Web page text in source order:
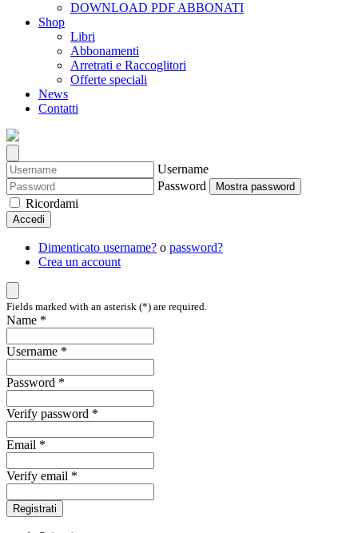
DOWNLOAD PDF ABBONATI
Shop
Libri
Abbonamenti
Arretrati e Raccoglitori
Offerte speciali
News
Contatti
Username
Password
Mostra password
Ricordami
Accedi
Dimenticato username? o password?
Crea un account
Fields marked with an asterisk (*) are required.
Name *
Username *
Password *
Verify password *
Email *
Verify email *
Registrati